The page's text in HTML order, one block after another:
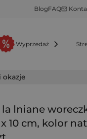
BlogFAQ
Wyprzedaż
okazje
la lniane
10 cm, kolor